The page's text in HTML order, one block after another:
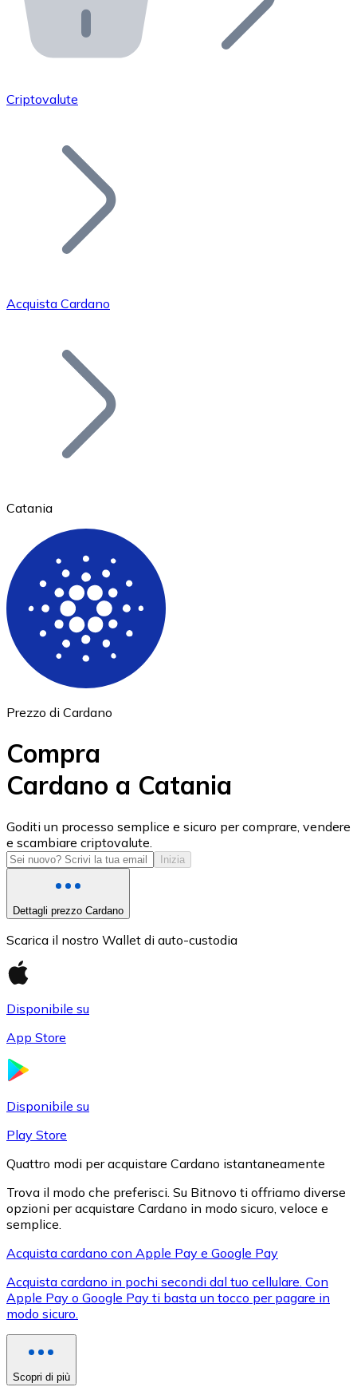
API Bitnovo
Integra la nostra API nel tuo ecosistema.
Unisciti alla nostra rete di rivenditori e
Aggiungi il token del tuo progetto al nostro servizio di
Bitcoin
Ethereum
ETH
USD Coin
USDC
XRP
XRP
Vedi tutto
Criptovalute
Acquista Cardano
Catania
Prezzo di Cardano
Compra
Cardano a Catania
Goditi un processo semplice e sicuro per comprare, vendere
e scambiare criptovalute.
Inizia
Dettagli prezzo Cardano
Scarica il nostro Wallet di auto-custodia
Disponibile su
App Store
Disponibile su
Play Store
Quattro modi per acquistare Cardano istantaneamente
Trova il modo che preferisci. Su Bitnovo ti offriamo diverse
opzioni per acquistare Cardano in modo sicuro, veloce e
semplice.
Acquista cardano con Apple Pay e Google Pay
Acquista cardano in pochi secondi dal tuo cellulare. Con
Apple Pay o Google Pay ti basta un tocco per pagare in
modo sicuro.
Scopri di più